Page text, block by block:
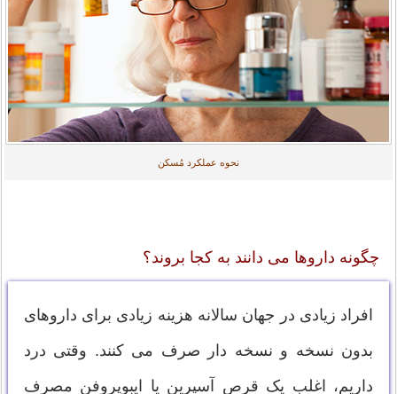
نحوه عملکرد مُسکن
چگونه داروها می دانند به کجا بروند؟
افراد زیادی در جهان سالانه هزینه زیادی برای داروهای
بدون نسخه و نسخه دار صرف می کنند. وقتی درد
داریم، اغلب یک قرص آسپرین یا ایبوپروفن مصرف